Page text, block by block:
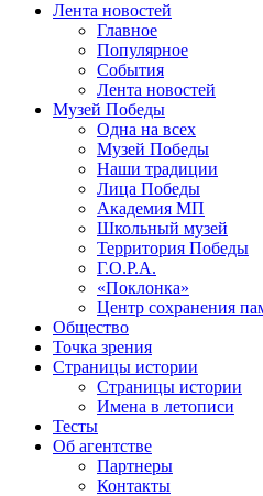
Лента новостей
Главное
Популярное
События
Лента новостей
Музей Победы
Одна на всех
Музей Победы
Наши традиции
Лица Победы
Академия МП
Школьный музей
Территория Победы
Г.О.Р.А.
«Поклонка»
Центр сохранения
Общество
Точка зрения
Страницы истории
Страницы истории
Имена в летописи
Тесты
Об агентстве
Партнеры
Контакты